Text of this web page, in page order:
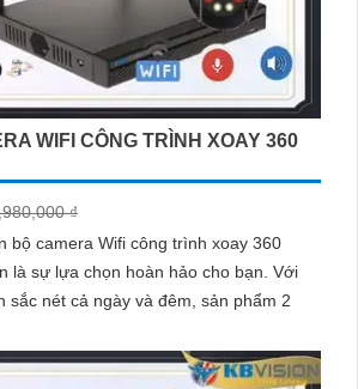
WIFI CÔNG TRÌNH XOAY 360
₫
bộ camera Wifi công trình xoay 360
sự lựa chọn hoàn hảo cho bạn. Với
sắc nét cả ngày và đêm, sản phẩm 2